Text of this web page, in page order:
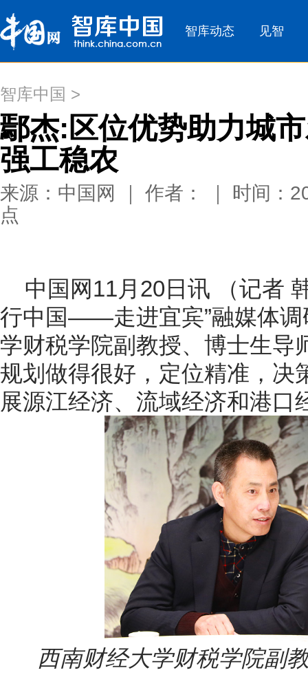
智库中国 >
鄢杰:区位优势助力城
强工稳农
来源：中国网 ｜ 作者： ｜ 时间：
点
中国网11月20日讯 （记者
行中国——走进宜宾”融媒体调
学财税学院副教授、博士生导
规划做得很好，定位精准，决
展源江经济、流域经济和港口
西南财经大学财税学院副